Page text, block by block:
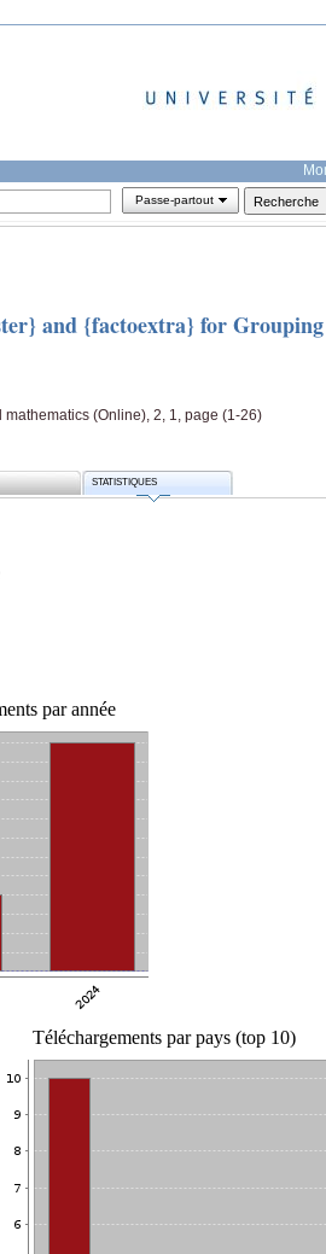
Passe-partout
and {factoextra} for Grouping
(Online), 2, 1, page (1-26)
STATISTIQUES